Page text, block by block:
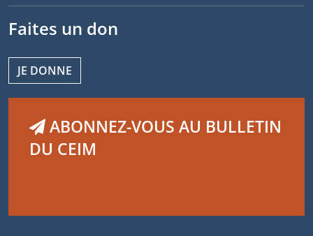
Faites un don
JE DONNE
ABONNEZ-VOUS AU BULLETIN
DU CEIM